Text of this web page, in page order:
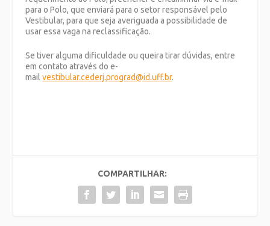
para o Polo, que enviará para o setor responsável pelo
Vestibular, para que seja averiguada a possibilidade de
usar essa vaga na reclassificação.
Se tiver alguma dificuldade ou queira tirar dúvidas, entre
em contato através do e-
mailvestibular.cederj.prograd@id.uff.br.
COMPARTILHAR: